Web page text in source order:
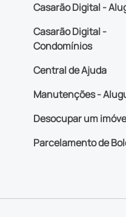
Casarão Digital -
Casarão Digital -
Condomínios
Central de Ajuda
Manutenções -
Desocupar um
Parcelamento de